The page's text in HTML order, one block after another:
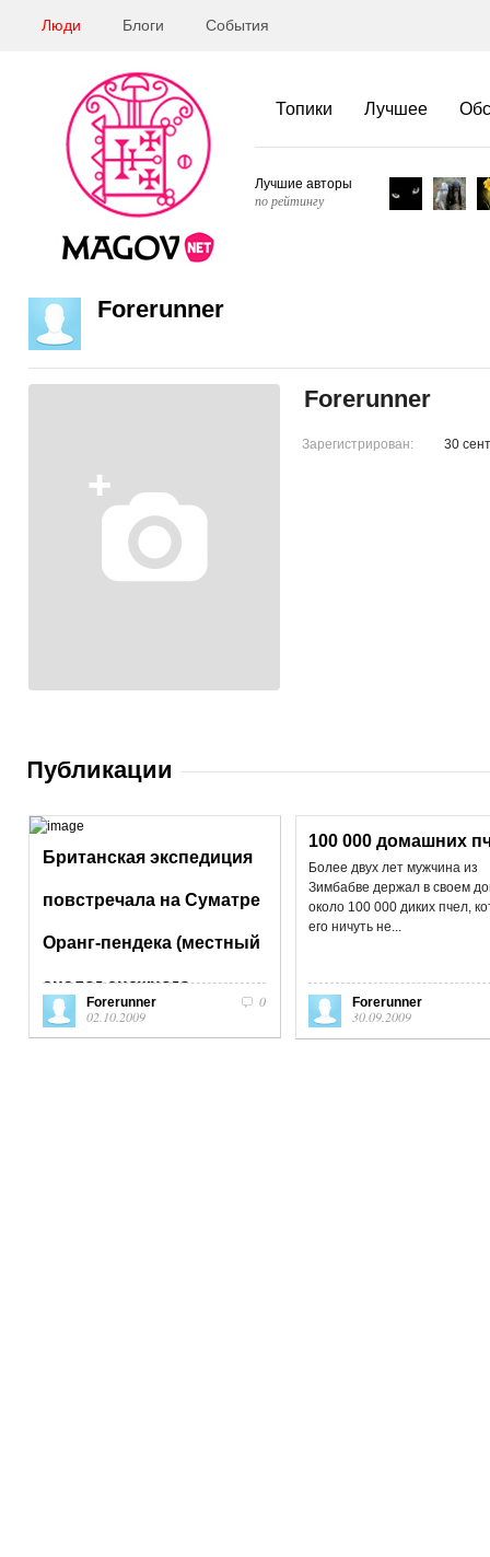
Люди Блоги События
Топики Лучшее
Лучшие авторы
по рейтингу
Forerunner
Forerunner
Зарегистрирован: 30
Публикации
Британская экспедиция
повстречала на Суматре
Оранг-пендека (местный
аналог снежного
человека)
Forerunner
02.10.2009
0
100 000 домашних
Более двух лет мужчина из
Зимбабве держал в своем
около 100 000 диких пчел,
его ничуть не...
Forerunner
30.09.2009